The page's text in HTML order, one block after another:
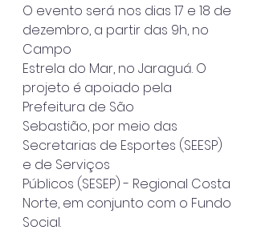
O evento será nos dias 17 e 18 de
dezembro, a partir das 9h, no
Campo
Estrela do Mar, no Jaraguá. O
projeto é apoiado pela
Prefeitura de São
Sebastião, por meio das
Secretarias de Esportes (SEESP)
e de Serviços
Públicos (SESEP) - Regional Costa
Norte, em conjunto com o Fundo
Social.